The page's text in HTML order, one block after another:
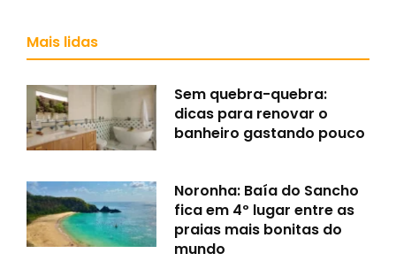
Mais lidas
Sem quebra-quebra:
dicas para renovar o
banheiro gastando pouco
Noronha: Baía do Sancho
fica em 4º lugar entre as
praias mais bonitas do
mundo